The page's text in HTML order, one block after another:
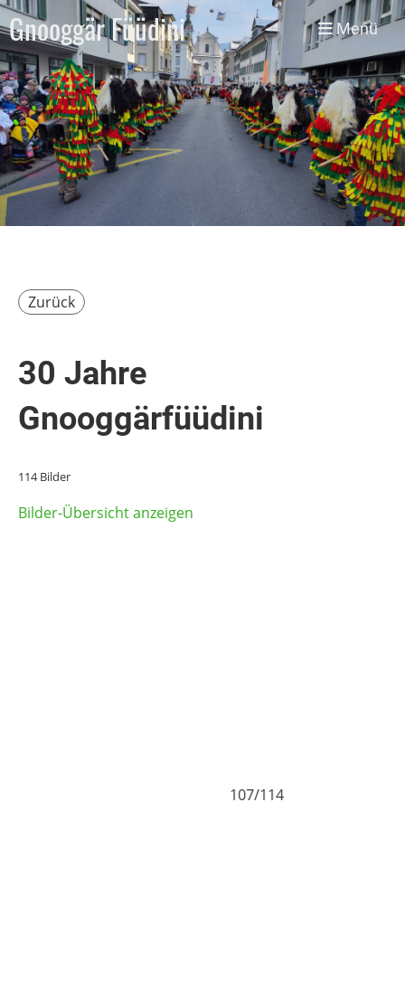
Gnooggär Füüdini Menü
Zurück
30 Jahre
Gnooggärfüüdini
114 Bilder
Bilder-Übersicht anzeigen
107/114